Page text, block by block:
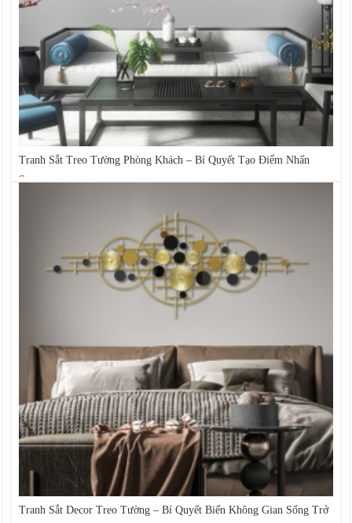
Tranh Sắt Treo Tường Phòng Khách – Bí Quyết Tạo Điểm Nhấn
Sang...
Tranh Sắt Decor Treo Tường – Bí Quyết Biến Không Gian Sống Trở